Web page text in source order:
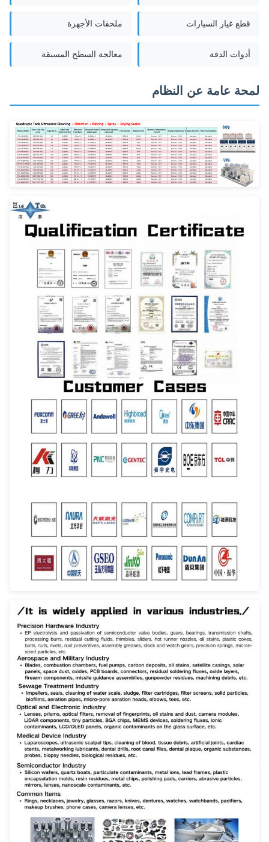
قطع غيار السيارات ملحقات الأجهزة
أدوات الدقة معالجة السطح المسبقة
لمحة عامة عن النظام